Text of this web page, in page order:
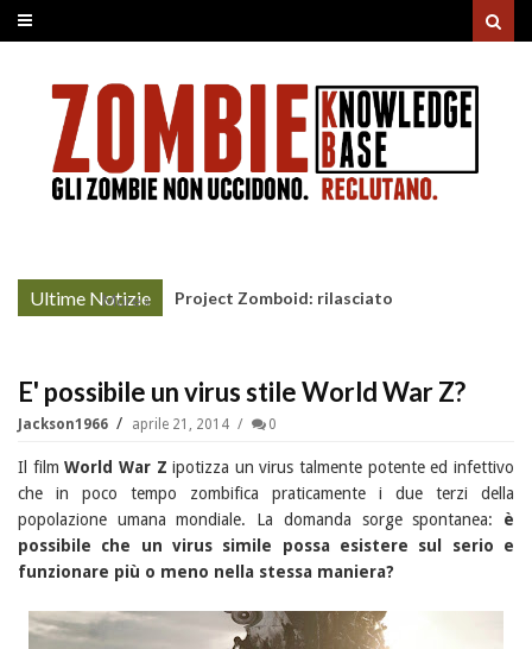
Ultime Notizie
More »
Project Zomboid: rilasciato
E' possibile un virus stile World War Z?
Jackson1966 aprile 21, 2014 0
Il filmWorld War Zipotizza un virus talmente potente ed infettivo
che in poco tempo zombifica praticamente i due terzi della
popolazione umana mondiale. La domanda sorge spontanea: è
possibile che un virus simile possa esistere sul serio e
funzionare più o meno nella stessa maniera?